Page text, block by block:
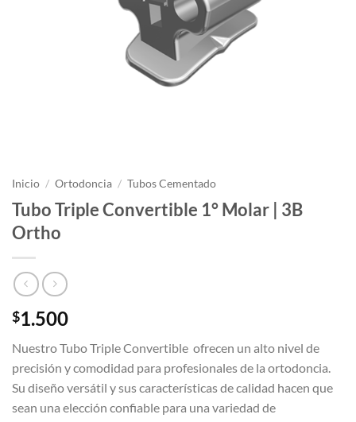
Inicio / Ortodoncia / Tubos Cementado
Tubo Triple Convertible 1° Molar | 3B
Ortho
$1.500
Nuestro Tubo Triple Convertible ofrecen un alto nivel de
precisión y comodidad para profesionales de la ortodoncia.
Su diseño versátil y sus características de calidad hacen que
sean una elección confiable para una variedad de